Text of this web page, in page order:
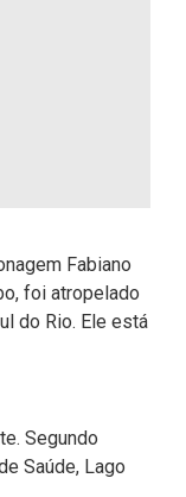
Fabiano
foi atropelado
do Rio. Ele está
Segundo
Saúde, Lago